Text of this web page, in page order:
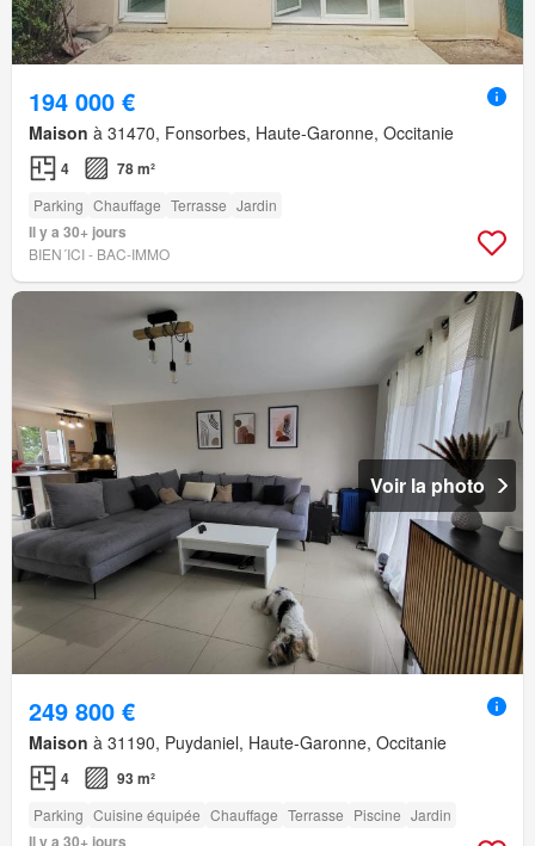
194 000 €
Maison à 31470, Fonsorbes, Haute-Garonne, Occitanie
4 78 m²
Parking Chauffage Terrasse Jardin
Il y a 30+ jours
BIEN´ICI - BAC-IMMO
Voir la photo
249 800 €
Maison à 31190, Puydaniel, Haute-Garonne, Occitanie
4 93 m²
Parking Cuisine équipée Chauffage Terrasse Piscine Jardin
Il y a 30+ jours